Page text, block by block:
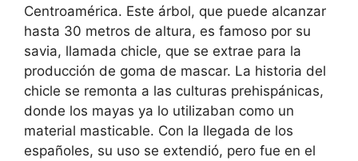
Centroamérica. Este árbol, que puede alcanzar
hasta 30 metros de altura, es famoso por su
savia, llamada chicle, que se extrae para la
producción de goma de mascar. La historia del
chicle se remonta a las culturas prehispánicas,
donde los mayas ya lo utilizaban como un
material masticable. Con la llegada de los
españoles, su uso se extendió, pero fue en el